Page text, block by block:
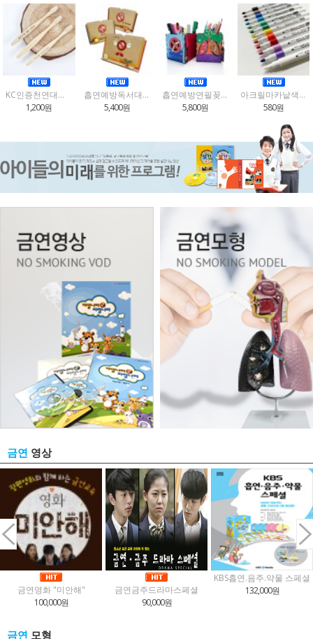
KC인증천연대나무미세모어린이칫솔(환경보호,생존수영,흡연예방)3종택1
1,200원
흡연예방독서대만들기(3종택1)
5,400원
흡연예방연필꽂이만들기(2종택1)
5,800원
아크릴마카낱색(색상선택)
580원
금연 영상
금연영화 "미안해"
100,000원
금연금주드라마스페셜
90,000원
KBS흡연.음주.약물 스페셜
132,000원
금연 모형